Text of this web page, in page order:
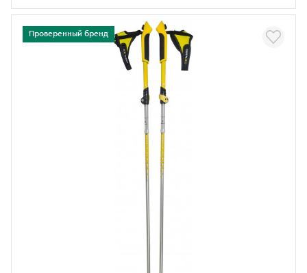
Проверенный бренд